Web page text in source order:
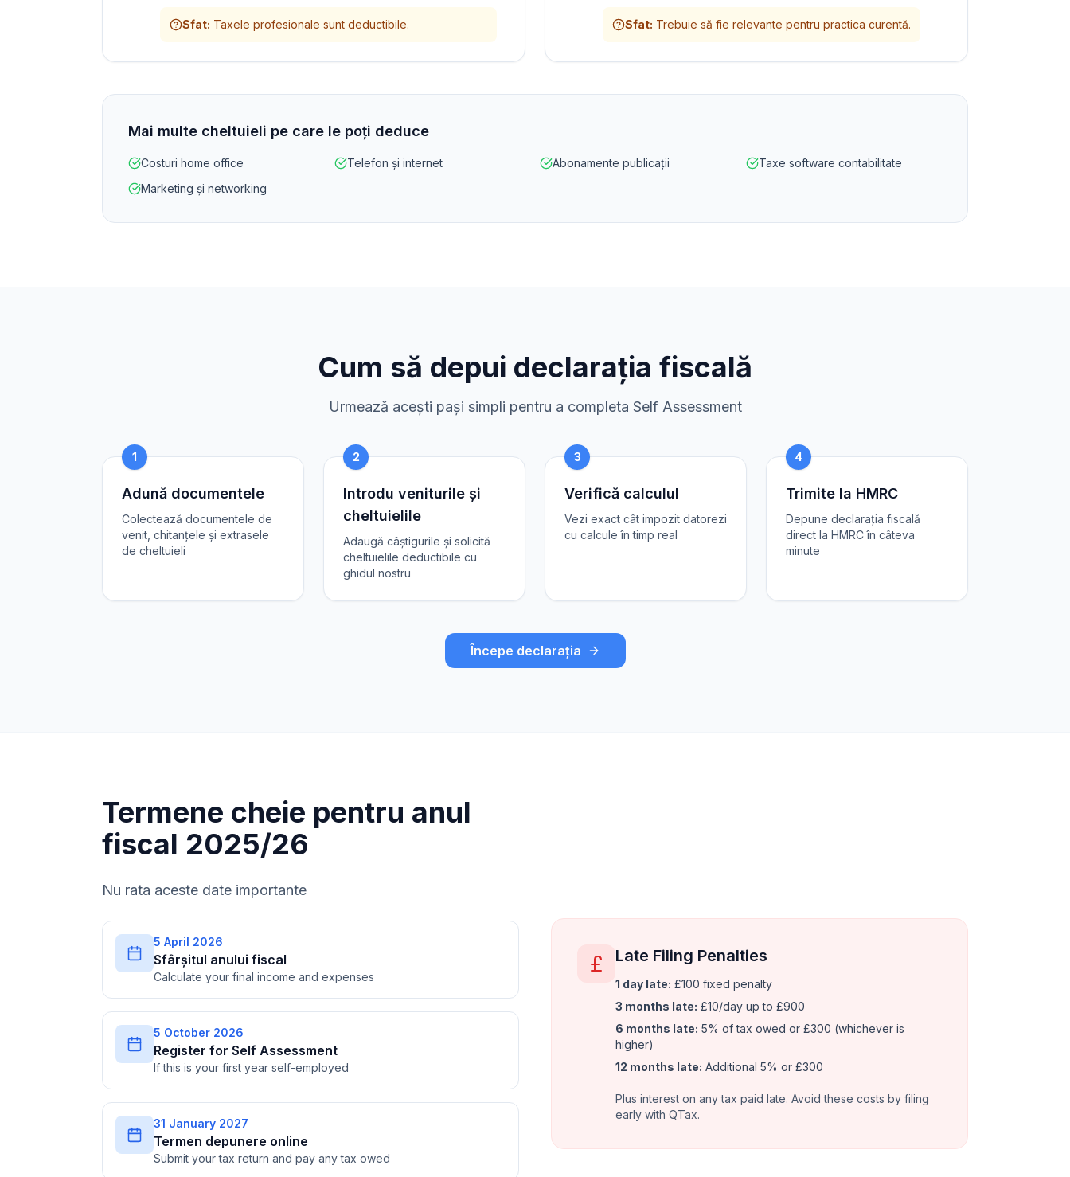
Sfat: Taxele profesionale sunt deductibile. Sfat: Trebuie să fie relevante pentru practica curentă.
Mai multe cheltuieli pe care le poți deduce
Costuri home office Telefon și internet Abonamente publicații
Taxe software contabilitate
Marketing și networking
Cum să depui declarația fiscală
Urmează acești pași simpli pentru a completa Self Assessment
1
Adună documentele
Colectează documentele de
venit, chitanțele și extrasele
de cheltuieli
2
Introdu veniturile și
cheltuielile
Adaugă câștigurile și solicită
cheltuielile deductibile cu
ghidul nostru
3
Verifică calculul
Vezi exact cât impozit datorezi
cu calcule în timp real
4
Trimite la HMRC
Depune declarația fiscală
direct la HMRC în câteva
minute
Începe declarația
Termene cheie pentru anul
fiscal 2025/26
Nu rata aceste date importante
5 April 2026
Sfârșitul anului fiscal
Calculate your final income and expenses
5 October 2026
Register for Self Assessment
If this is your first year self-employed
31 January 2027
Termen depunere online
Submit your tax return and pay any tax owed
Late Filing Penalties
1 day late: £100 fixed penalty
3 months late: £10/day up to £900
6 months late: 5% of tax owed or £300 (whichever is
higher)
12 months late: Additional 5% or £300
Plus interest on any tax paid late. Avoid these costs by filing
early with QTax.